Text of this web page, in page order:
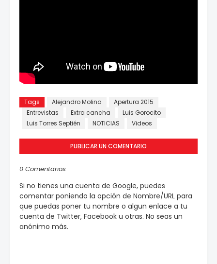
Tags Alejandro Molina
Apertura 2015
Entrevistas
Extra cancha
Luis Gorocito
Luis Torres Septién
NOTICIAS Videos
PUBLICAR UN COMENTARIO
0 Comentarios
Si no tienes una cuenta de Google, puedes
comentar poniendo la opción de Nombre/URL para
que puedas poner tu nombre o algun enlace a tu
cuenta de Twitter, Facebook u otras. No seas un
anónimo más.